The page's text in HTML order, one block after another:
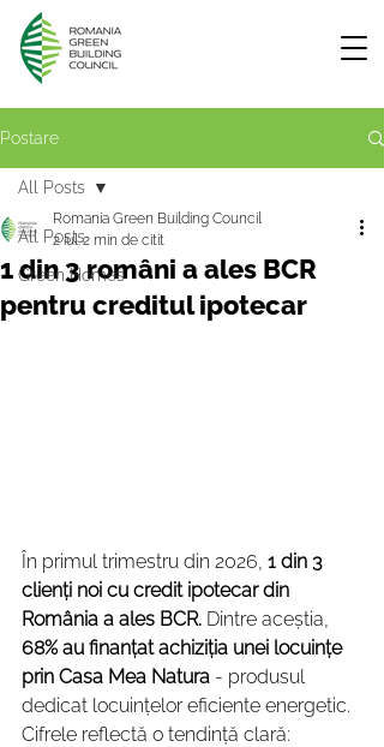
Postare
All Posts
Green Homes
All Posts
1 din 3 români a ales BCR
pentru creditul ipotecar
Romania Green Building Council
2 iul.2 min de citit
În primul trimestru din 2026, 1 din 3
clienți noi cu credit ipotecar din
România a ales BCR. Dintre aceștia,
68% au finanțat achiziția unei locuințe
prin Casa Mea Natura - produsul
dedicat locuințelor eficiente energetic.
Cifrele reflectă o tendință clară: